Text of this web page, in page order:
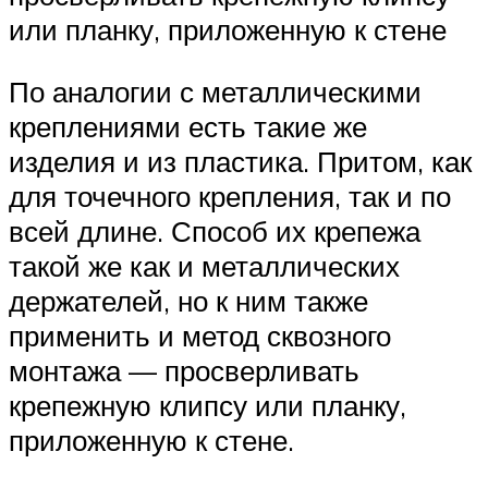
или планку, приложенную к стене
По аналогии с металлическими
креплениями есть такие же
изделия и из пластика. Притом, как
для точечного крепления, так и по
всей длине. Способ их крепежа
такой же как и металлических
держателей, но к ним также
применить и метод сквозного
монтажа — просверливать
крепежную клипсу или планку,
приложенную к стене.